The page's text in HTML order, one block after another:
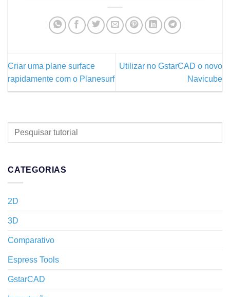
PESQUISAR
TUTORIAL
CATEGORIAS
2D
3D
Comparativo
Espress Tools
GstarCAD
Criar uma plane surface
rapidamente com o Planesurf
Utilizar no GstarCAD o novo
Navicube